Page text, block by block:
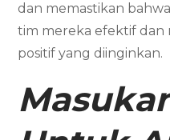
dan memastikan
tim mereka efektif dan
positif yang diinginkan.